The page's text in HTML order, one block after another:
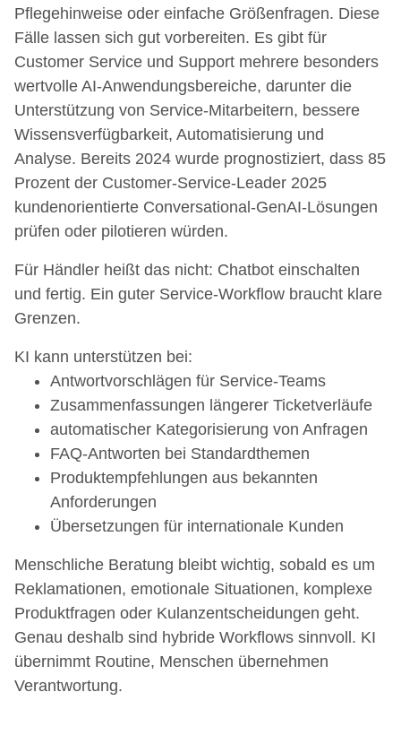
Pflegehinweise oder einfache Größenfragen. Diese
Fälle lassen sich gut vorbereiten. Es gibt für
Customer Service und Support mehrere besonders
wertvolle AI-Anwendungsbereiche, darunter die
Unterstützung von Service-Mitarbeitern, bessere
Wissensverfügbarkeit, Automatisierung und
Analyse. Bereits 2024 wurde prognostiziert, dass 85
Prozent der Customer-Service-Leader 2025
kundenorientierte Conversational-GenAI-Lösungen
prüfen oder pilotieren würden.
Für Händler heißt das nicht: Chatbot einschalten
und fertig. Ein guter Service-Workflow braucht klare
Grenzen.
KI kann unterstützen bei:
Antwortvorschlägen für Service-Teams
Zusammenfassungen längerer Ticketverläufe
automatischer Kategorisierung von Anfragen
FAQ-Antworten bei Standardthemen
Produktempfehlungen aus bekannten
Anforderungen
Übersetzungen für internationale Kunden
Menschliche Beratung bleibt wichtig, sobald es um
Reklamationen, emotionale Situationen, komplexe
Produktfragen oder Kulanzentscheidungen geht.
Genau deshalb sind hybride Workflows sinnvoll. KI
übernimmt Routine, Menschen übernehmen
Verantwortung.